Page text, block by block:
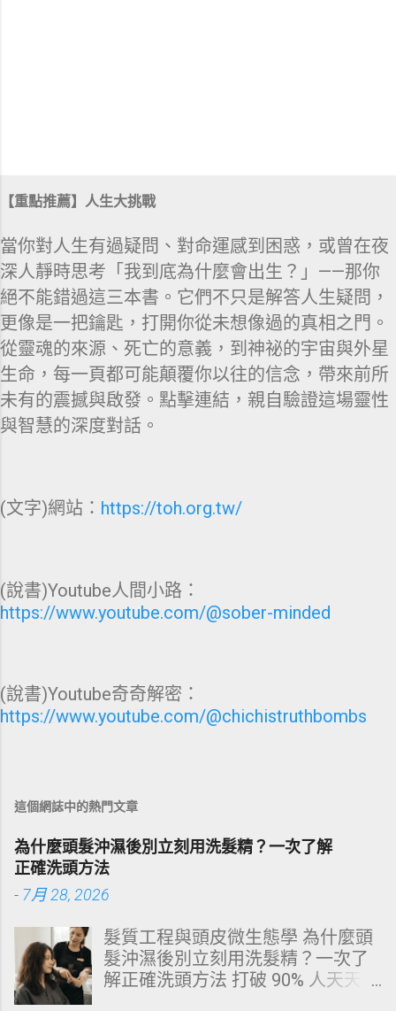
【重點推薦】人生大挑戰
當你對人生有過疑問、對命運感到困惑，或曾在夜
深人靜時思考「我到底為什麼會出生？」——那你
絕不能錯過這三本書。它們不只是解答人生疑問，
更像是一把鑰匙，打開你從未想像過的真相之門。
從靈魂的來源、死亡的意義，到神祕的宇宙與外星
生命，每一頁都可能顛覆你以往的信念，帶來前所
未有的震撼與啟發。點擊連結，親自驗證這場靈性
與智慧的深度對話。
(文字)網站： https://toh.org.tw/
(說書)Youtube人間小路：
https://www.youtube.com/@sober-minded
(說書)Youtube奇奇解密：
https://www.youtube.com/@chichistruthbombs
這個網誌中的熱門文章
為什麼頭髮沖濕後別立刻用洗髮精？一次了解
正確洗頭方法
- 7月 28, 2026
髮質工程與頭皮微生態學 為什麼頭
髮沖濕後別立刻用洗髮精？一次了
解正確洗頭方法 打破 90% 人天天在